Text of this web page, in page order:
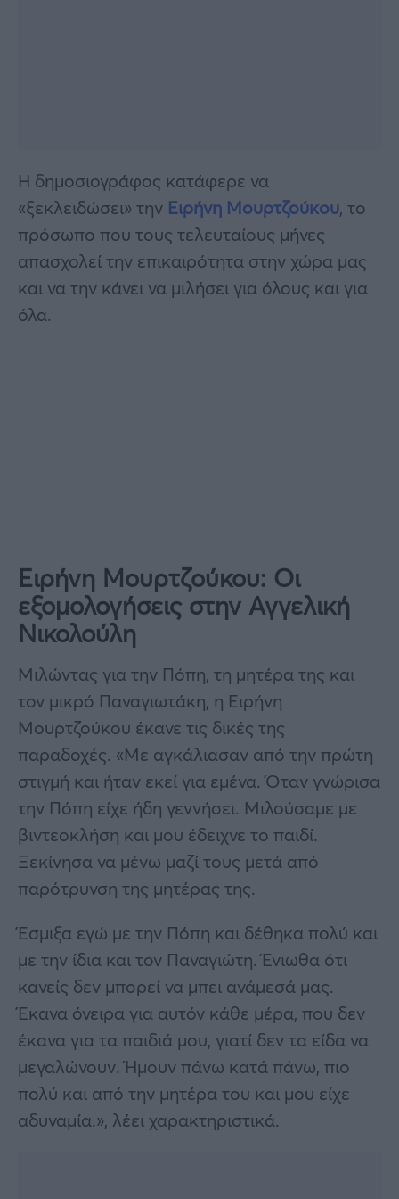
Η δημοσιογράφος κατάφερε να
«ξεκλειδώσει» την Ειρήνη Μουρτζούκου, το
πρόσωπο που τους τελευταίους μήνες
απασχολεί την επικαιρότητα στην χώρα μας
και να την κάνει να μιλήσει για όλους και για
όλα.
Ειρήνη Μουρτζούκου: Οι
εξομολογήσεις στην Αγγελική
Νικολούλη
Μιλώντας για την Πόπη, τη μητέρα της και
τον μικρό Παναγιωτάκη, η Ειρήνη
Μουρτζούκου έκανε τις δικές της
παραδοχές. «Με αγκάλιασαν από την πρώτη
στιγμή και ήταν εκεί για εμένα. Όταν γνώρισα
την Πόπη είχε ήδη γεννήσει. Μιλούσαμε με
βιντεοκλήση και μου έδειχνε το παιδί.
Ξεκίνησα να μένω μαζί τους μετά από
παρότρυνση της μητέρας της.
Έσμιξα εγώ με την Πόπη και δέθηκα πολύ και
με την ίδια και τον Παναγιώτη. Ένιωθα ότι
κανείς δεν μπορεί να μπει ανάμεσά μας.
Έκανα όνειρα για αυτόν κάθε μέρα, που δεν
έκανα για τα παιδιά μου, γιατί δεν τα είδα να
μεγαλώνουν. Ήμουν πάνω κατά πάνω, πιο
πολύ και από την μητέρα του και μου είχε
αδυναμία.», λέει χαρακτηριστικά.